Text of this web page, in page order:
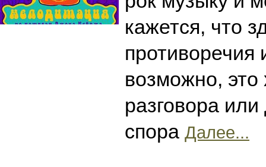
кажется, что
противоречия
возможно,
разговора
спора Далее...